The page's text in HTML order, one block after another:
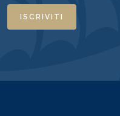
ISCRIVITI